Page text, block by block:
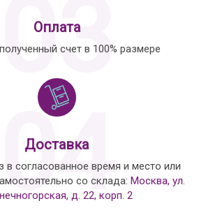
03
Оплата
счет в 100% размере
04
Доставка
в согласованное время и место или
со склада: Москва, ул.
д. 22, корп. 2